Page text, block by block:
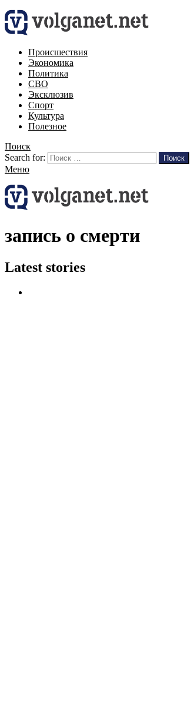
Происшествия
Экономика
Политика
СВО
Эксклюзив
Спорт
Культура
Полезное
Поиск
Search for:
Поиск
Меню
запись о смерти
Latest stories